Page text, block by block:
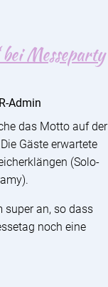
Messeparty
Admin
das Motto auf der
Gäste erwartete
(Solo-
super an, so dass
noch eine